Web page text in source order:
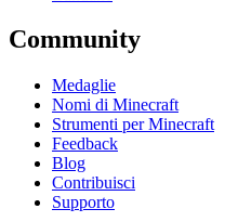
Community
Medaglie
Nomi di Minecraft
Strumenti per Minecraft
Feedback
Blog
Contribuisci
Supporto